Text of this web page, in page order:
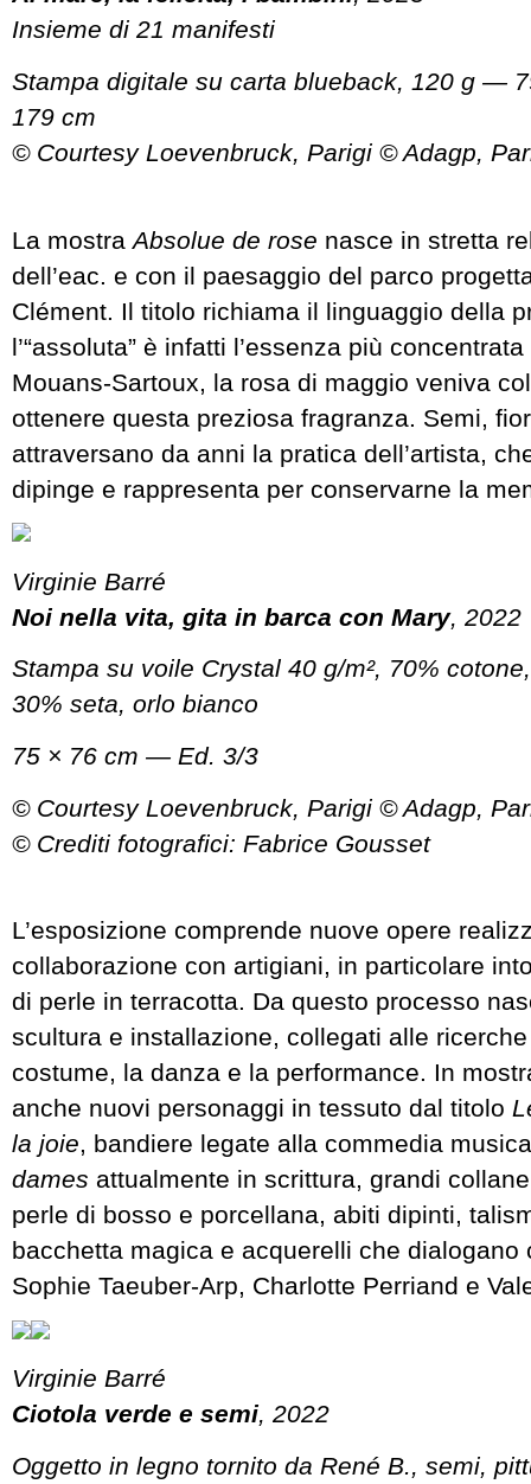
Insieme di 21 manifesti
Stampa digitale su carta blueback, 120 g —
179 cm
© Courtesy Loevenbruck, Parigi © Adagp,
La mostra Absolue de rose nasce in stretta
dell’eac. e con il paesaggio del parco
Clément. Il titolo richiama il linguaggio della
l’“assoluta” è infatti l’essenza più
Mouans-Sartoux, la rosa di maggio veniva
ottenere questa preziosa fragranza. Semi,
attraversano da anni la pratica dell’artista,
dipinge e rappresenta per conservarne la
Virginie Barré
Noi nella vita, gita in barca con Mary, 2022
Stampa su voile Crystal 40 g/m², 70% cotone,
30% seta, orlo bianco
75 × 76 cm — Ed. 3/3
© Courtesy Loevenbruck, Parigi © Adagp,
© Crediti fotografici: Fabrice Gousset
L’esposizione comprende nuove opere
collaborazione con artigiani, in particolare
di perle in terracotta. Da questo processo
scultura e installazione, collegati alle ricerche
costume, la danza e la performance. In
anche nuovi personaggi in tessuto dal titolo
la joie, bandiere legate alla commedia
dames attualmente in scrittura, grandi
perle di bosso e porcellana, abiti dipinti,
bacchetta magica e acquerelli che dialogano
Sophie Taeuber-Arp, Charlotte Perriand e
Virginie Barré
Ciotola verde e semi, 2022
Oggetto in legno tornito da René B., semi,